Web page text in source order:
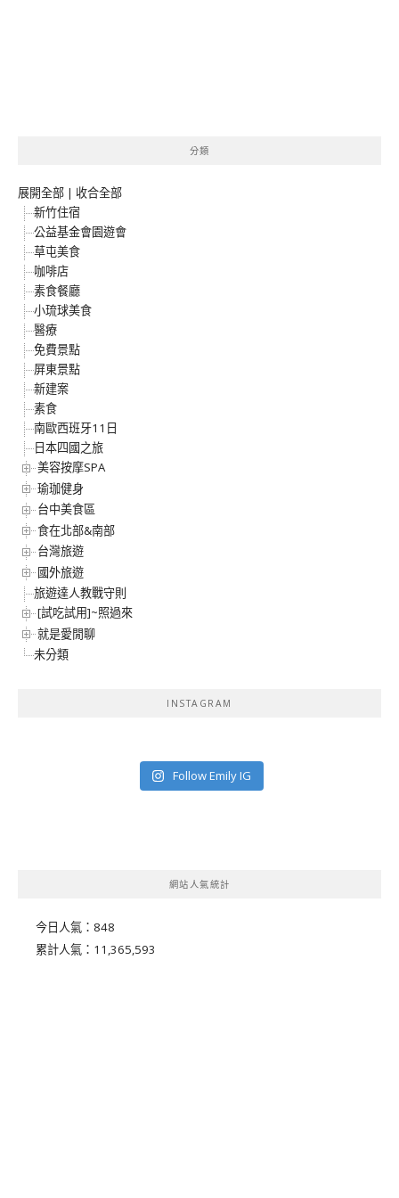
分類
展開全部 | 收合全部
新竹住宿
公益基金會園遊會
草屯美食
咖啡店
素食餐廳
小琉球美食
醫療
免費景點
屏東景點
新建案
素食
南歐西班牙11日
日本四國之旅
美容按摩SPA
瑜珈健身
台中美食區
食在北部&南部
台灣旅遊
國外旅遊
旅遊達人教戰守則
[試吃試用]~照過來
就是愛閒聊
未分類
INSTAGRAM
Follow Emily IG
網站人氣統計
今日人氣： 848
累計人氣： 11,365,593